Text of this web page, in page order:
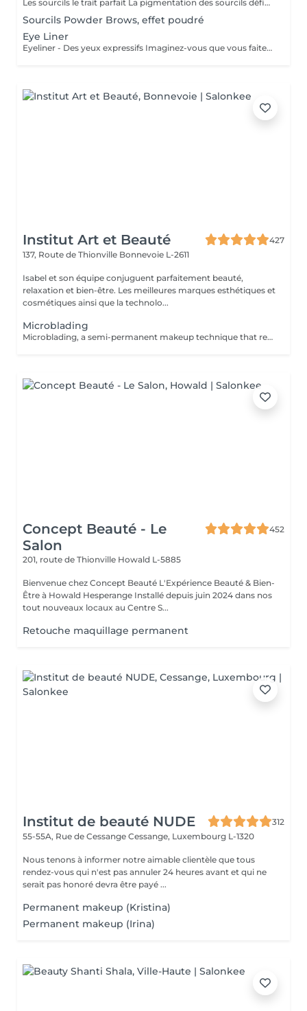
Les sourcils le trait parfait La pigmentation des sourcils définit les traits de votre visage en créant un cadre optique. Le tracé du sourcil exprime votre état d'âme et peut même vous donner un aspect plus jeune. Mais les sourcils peuvent aussi pousser de manière très irrégulière jusqu'à ne plus pousser du tout. Dans ce cas le maquillage permanent est la solution idéale. On choisira une couleur qui vous correspond, ensuite on vous fera un dessin des sourcils au crayon. Quand on aura obtenu le résultat parfait, nous allons commencer à pigmenter des poils très fins. A partir de ce jour vous allez vous réveiller tous les matins avec des sourcils parfaits.
Sourcils Powder Brows, effet poudré
Eye Liner
Eyeliner - Des yeux expressifs Imaginez-vous que vous faites du sport, que vous allez vous baigner ou au sauna et que votre Eyeliner ne s'efface pas, ne coule pas plus jamais. Vos cils paraissent plus fournis et vos yeux sont plus expressifs grâce à un Eyeliner fin. L'Eyeliner est aussi la solution parfaite si vous portez des lentilles ou si vous avez des problèmes de vue ou bien si vous voulez tout simplement gagner du temps. Vous avez le choix entre un Eyeliner très fin et discret et un Eyeliner décoratif, tout comme vous le souhaitez. Dans tous les cas l'Eyeliner mettra vos yeux en valeur.
Institut Art et Beauté
427
137, Route de Thionville Bonnevoie L-2611
Isabel et son équipe conjuguent parfaitement beauté,
relaxation et bien-être. Les meilleures marques esthétiques et
cosmétiques ainsi que la technolo...
Microblading
Microblading, a semi-permanent makeup technique that restores shape, density, and definition to your eyebrows with ultra-natural, hair-by-hair strokes. Ideal if your eyebrows are too thin, sparse, or uneven, microblading creates a structured and harmonious look without daily makeup. Gentle and precise technique, skin-friendly. High-quality pigments for long-lasting results. Personalized consultation before each session. Lasts 12 to 18 months. Treat yourself to flawless, elegant eyebrows every day.
Concept Beauté - Le
Salon
452
201, route de Thionville Howald L-5885
Bienvenue chez Concept Beauté L'Expérience Beauté & Bien-
Être à Howald Hesperange Installé depuis juin 2024 dans nos
tout nouveaux locaux au Centre S...
Retouche maquillage permanent
Institut de beauté NUDE
312
55-55A, Rue de Cessange Cessange, Luxembourg L-1320
Nous tenons à informer notre aimable clientèle que tous
rendez-vous qui n'est pas annuler 24 heures avant et qui ne
serait pas honoré devra être payé ...
Permanent makeup (Kristina)
Permanent makeup (Irina)